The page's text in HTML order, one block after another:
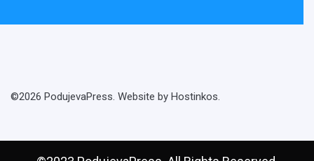
©2026 PodujevaPress. Website by Hostinkos.